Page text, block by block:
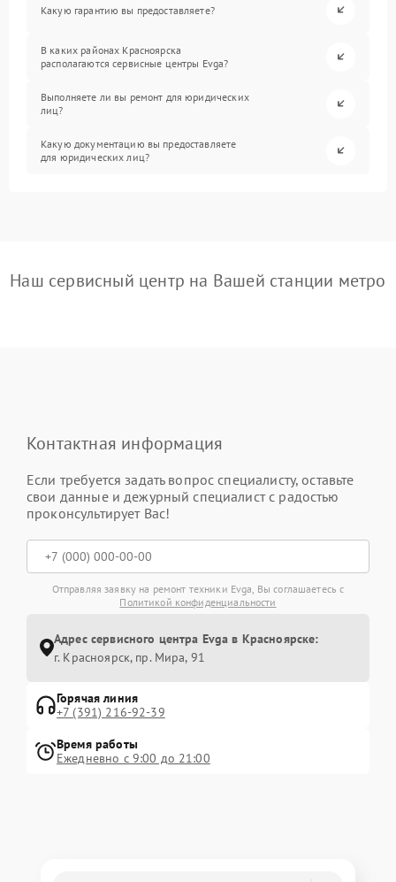
Какую гарантию вы предоставляете?
В каких районах Красноярска
располагаются сервисные центры Evga?
Выполняете ли вы ремонт для юридических
лиц?
Какую документацию вы предоставляете
для юридических лиц?
Наш сервисный центр на Вашей станции метро
Контактная информация
Если требуется задать вопрос специалисту, оставьте
свои данные и дежурный специалист с радостью
проконсультирует Вас!
Отправляя заявку на ремонт техники Evga, Вы соглашаетесь с
Политикой конфиденциальности
Адрес сервисного центра Evga в Красноярске:
г. Красноярск, ​пр. Мира, 91
Горячая линия
+7 (391) 216-92-39
Время работы
Ежедневно с 9:00 до 21:00